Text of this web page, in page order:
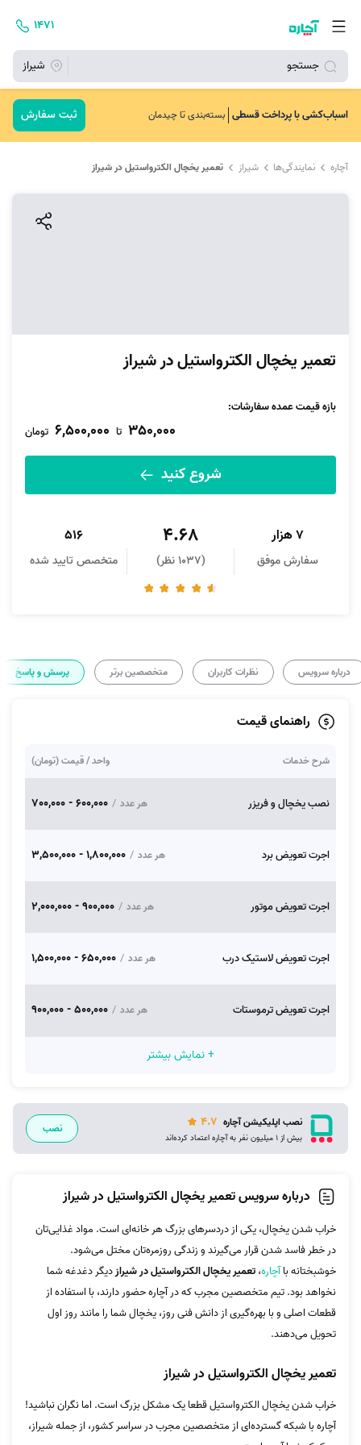
جستجو شیراز
۱۴۷۱
اسباب‌کشی با پرداخت قسطی بسته‌بندی تا چیدمان ثبت سفارش
آچاره نمایندگی‌ها شیراز تعمیر یخچال الکترواستیل در شیراز
تعمیر یخچال الکترواستیل در شیراز
بازه قیمت عمده سفارشات:
350,000 تا 6,500,000 تومان
شروع کنید
7 هزار
سفارش موفق
4.68
(1037 نظر)
516
متخصص تایید شده
درباره سرویس نظرات کاربران متخصصین برتر پرسش و پاسخ
راهنمای قیمت
شرح خدمات واحد / قیمت (تومان)
نصب یخچال و فریزر هر عدد /
600,000 - 700,000
اجرت تعویض برد هر عدد /
1,800,000 - 3,500,000
اجرت تعویض موتور هر عدد /
900,000 - 2,000,000
اجرت تعویض لاستیک درب هر عدد /
650,000 - 1,500,000
اجرت تعویض ترموستات هر عدد /
500,000 - 900,000
+ نمایش بیشتر
نصب اپلیکیشن آچاره 4.7
بیش از 1 میلیون نفر به آچاره اعتماد کرده‌اند
نصب
درباره سرویس تعمیر یخچال الکترواستیل در شیراز
خراب شدن یخچال، یکی از دردسرهای بزرگ هر خانه‌ای است. مواد غذایی‌تان
در خطر فاسد شدن قرار می‌گیرند و زندگی روزمره‌تان مختل می‌شود.
خوشبختانه باآچاره،تعمیر یخچال الکترواستیل در شیرازدیگر دغدغه شما
نخواهد بود. تیم متخصصین مجرب که در آچاره حضور دارند، با استفاده از
قطعات اصلی و با بهره‌گیری از دانش فنی روز، یخچال شما را مانند روز اول
تحویل می‌دهند.
تعمیر یخچال الکترواستیل در شیراز
خراب شدن یخچال الکترواستیل قطعا یک مشکل بزرگ است. اما نگران نباشید!
آچاره با شبکه گسترده‌ای از متخصصین مجرب در سراسر کشور، از جمله شیراز،